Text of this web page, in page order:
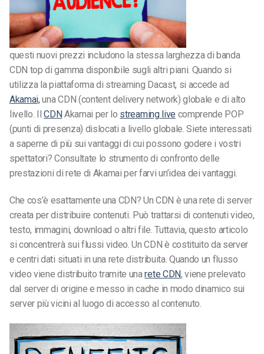
questi nuovi prezzi includono la stessa larghezza di banda
CDN top di gamma disponibile sugli altri piani. Quando si
utilizza la piattaforma di streaming Dacast, si accede ad
Akamai,una CDN (content delivery network) globale e di alto
livello. IlCDNAkamai per lo streaming live comprende POP
(punti di presenza) dislocati a livello globale. Siete interessati
a saperne di più sui vantaggi di cui possono godere i vostri
spettatori? Consultate lo strumento di confronto delle
prestazioni di rete di Akamai per farvi un’idea dei vantaggi.
Che cos’è esattamente una CDN? Un CDN è una rete di server
creata per distribuire contenuti. Può trattarsi di contenuti video,
testo, immagini, download o altri file. Tuttavia, questo articolo
si concentrerà sui flussi video. Un CDN è costituito da server
e centri dati situati in una rete distribuita. Quando un flusso
video viene distribuito tramite unarete CDN, viene prelevato
dal server di origine e messo in cache in modo dinamico sui
server più vicini al luogo di accesso al contenuto.